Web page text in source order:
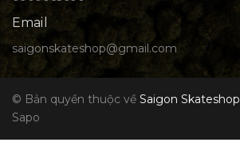
Email
saigonskateshop@gmail.com
© Bản quyền thuộc về Saigon Skateshop
Sapo